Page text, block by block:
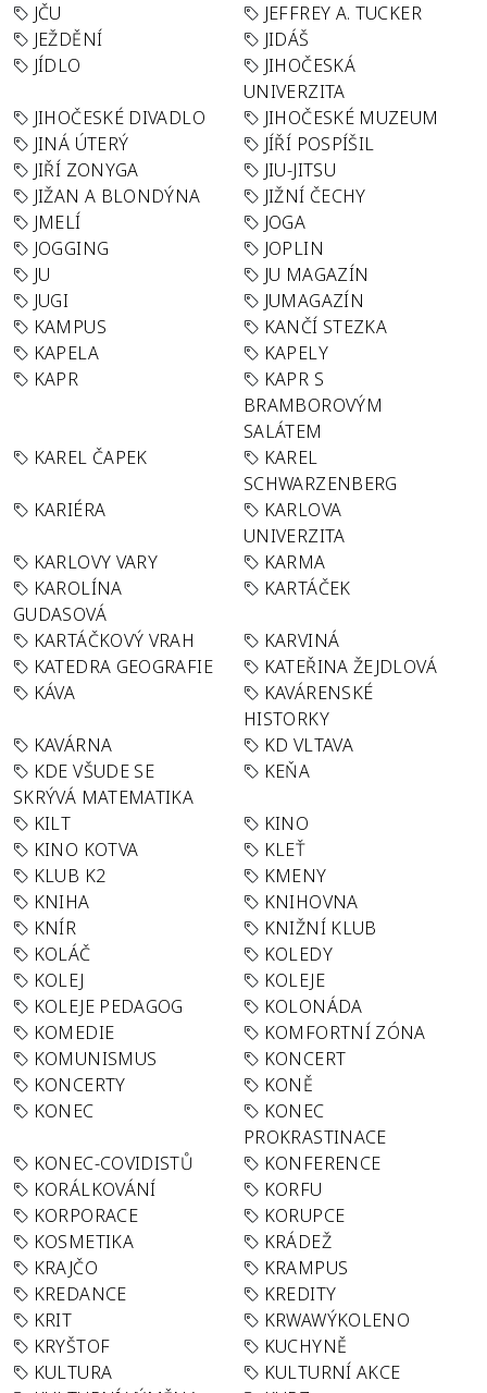
JČU
JEFFREY A. TUCKER
JEŽDĚNÍ
JIDÁŠ
JÍDLO
JIHOČESKÁ
UNIVERZITA
JIHOČESKÉ DIVADLO
JIHOČESKÉ MUZEUM
JINÁ ÚTERÝ
JÍŘÍ POSPÍŠIL
JIŘÍ ZONYGA
JIU-JITSU
JIŽAN A BLONDÝNA
JIŽNÍ ČECHY
JMELÍ
JOGA
JOGGING
JOPLIN
JU
JU MAGAZÍN
JUGI
JUMAGAZÍN
KAMPUS
KANČÍ STEZKA
KAPELA
KAPELY
KAPR
KAPR S
BRAMBOROVÝM
SALÁTEM
KAREL ČAPEK
KAREL
SCHWARZENBERG
KARIÉRA
KARLOVA
UNIVERZITA
KARLOVY VARY
KARMA
KAROLÍNA
GUDASOVÁ
KARTÁČEK
KARTÁČKOVÝ VRAH
KARVINÁ
KATEDRA GEOGRAFIE
KATEŘINA ŽEJDLOVÁ
KÁVA
KAVÁRENSKÉ
HISTORKY
KAVÁRNA
KD VLTAVA
KDE VŠUDE SE
SKRÝVÁ MATEMATIKA
KEŇA
KILT
KINO
KINO KOTVA
KLEŤ
KLUB K2
KMENY
KNIHA
KNIHOVNA
KNÍR
KNIŽNÍ KLUB
KOLÁČ
KOLEDY
KOLEJ
KOLEJE
KOLEJE PEDAGOG
KOLONÁDA
KOMEDIE
KOMFORTNÍ ZÓNA
KOMUNISMUS
KONCERT
KONCERTY
KONĚ
KONEC
KONEC
PROKRASTINACE
KONEC-COVIDISTŮ
KONFERENCE
KORÁLKOVÁNÍ
KORFU
KORPORACE
KORUPCE
KOSMETIKA
KRÁDEŽ
KRAJČO
KRAMPUS
KREDANCE
KREDITY
KRIT
KRWAWÝKOLENO
KRYŠTOF
KUCHYNĚ
KULTURA
KULTURNÍ AKCE